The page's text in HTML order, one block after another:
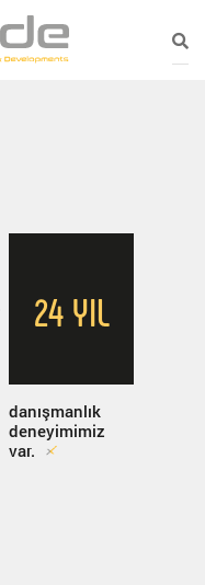
24 YIL
danışmanlık
deneyimimiz
var.